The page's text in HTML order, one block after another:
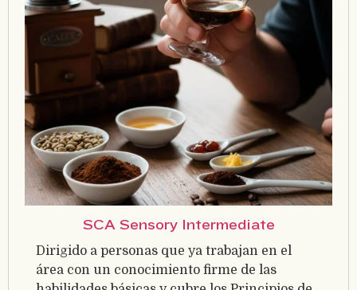
SCA Sensory Intermediate
Dirigido a personas que ya trabajan en el
área con un conocimiento firme de las